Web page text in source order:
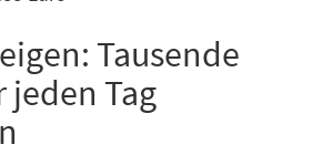
Tausende
Tag